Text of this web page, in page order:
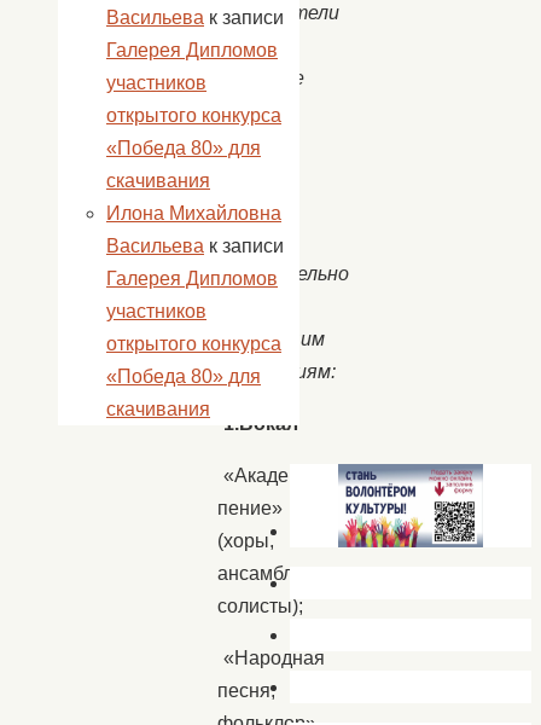
исполнители
в
возрасте
от
7
17
лет
включительно
следующим
номинациям:
1.Вокал
«Академическое
пение»
(хоры,
ансамбли,
солисты);
«Народная
песня,
Васильева к записи
Галерея Дипломов
участников
открытого конкурса
«Победа 80» для
скачивания
Илона Михайловна
Васильева к записи
Галерея Дипломов
участников
открытого конкурса
«Победа 80» для
скачивания